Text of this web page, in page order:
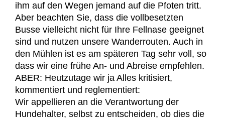
ihm auf den Wegen jemand auf die Pfoten tritt.
Aber beachten Sie, dass die vollbesetzten
Busse vielleicht nicht für Ihre Fellnase geeignet
sind und nutzen unsere Wanderrouten. Auch in
den Mühlen ist es am späteren Tag sehr voll, so
dass wir eine frühe An- und Abreise empfehlen.
ABER: Heutzutage wir ja Alles kritisiert,
kommentiert und reglementiert:
Wir appellieren an die Verantwortung der
Hundehalter, selbst zu entscheiden, ob dies die